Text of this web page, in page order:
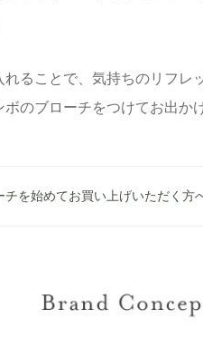
ることで、気持ちのリフ
のブローチをつけてお出か
チを始めてお買い上げいただく方